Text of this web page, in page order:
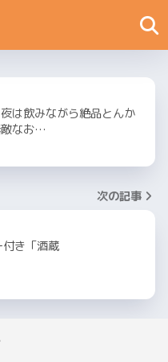
は飲みながら絶品とんか
敵なお…
次の記事
き「酒蔵